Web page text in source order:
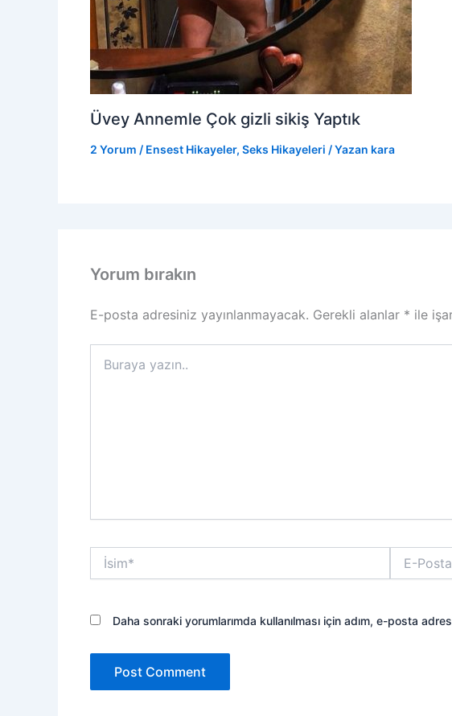
Üvey Annemle Çok gizli sikiş Yaptık
2 Yorum / Ensest Hikayeler, Seks Hikayeleri / Yazan kara
Yorum bırakın
E-posta adresiniz yayınlanmayacak. Gerekli alanlar * ile
yazın..
İsim*
Posta*
Daha sonraki yorumlarımda kullanılması için adım, e-posta